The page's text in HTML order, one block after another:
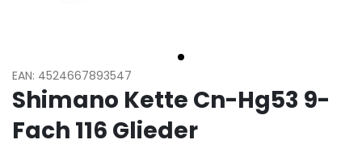
EAN: 4524667893547
Shimano Kette Cn-Hg53 9-
Fach 116 Glieder